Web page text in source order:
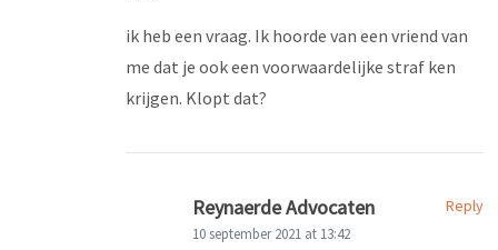
ik heb een vraag. Ik hoorde van een vriend van
me dat je ook een voorwaardelijke straf ken
krijgen. Klopt dat?
Reply
Reynaerde Advocaten
10 september 2021 at 13:42